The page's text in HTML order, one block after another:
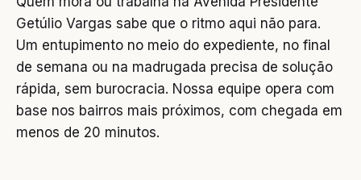
Getúlio Vargas sabe que o ritmo aqui não para.
Um entupimento no meio do expediente, no final
de semana ou na madrugada precisa de solução
rápida, sem burocracia. Nossa equipe opera com
base nos bairros mais próximos, com chegada em
menos de 20 minutos.